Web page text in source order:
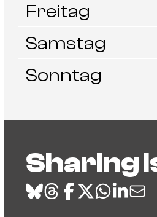
Freitag
Samstag
Sonntag
Sharing